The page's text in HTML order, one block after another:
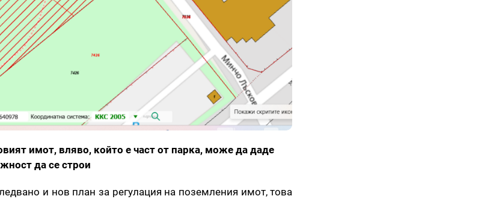
имот, вляво, който е част от парка, може да даде
да се строи
и нов план за регулация на поземления имот, това